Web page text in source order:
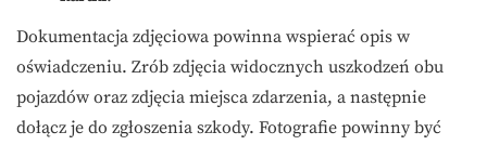
Dokumentacja zdjęciowa powinna wspierać opis w
oświadczeniu. Zrób zdjęcia widocznych uszkodzeń obu
pojazdów oraz zdjęcia miejsca zdarzenia, a następnie
dołącz je do zgłoszenia szkody. Fotografie powinny być